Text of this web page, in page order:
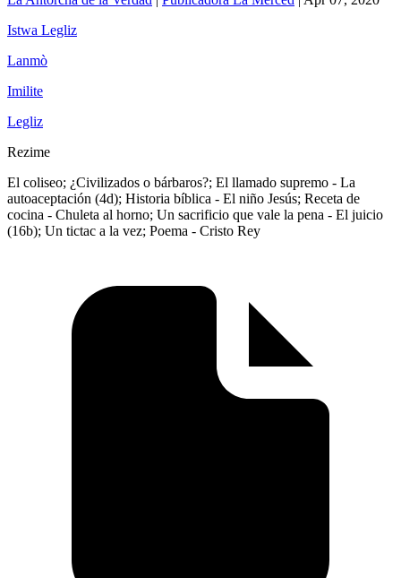
Istwa Legliz
Lanmò
Imilite
Legliz
Rezime
El coliseo; ¿Civilizados o bárbaros?; El llamado supremo - La
autoaceptación (4d); Historia bíblica - El niño Jesús; Receta de
cocina - Chuleta al horno; Un sacrificio que vale la pena - El juicio
(16b); Un tictac a la vez; Poema - Cristo Rey